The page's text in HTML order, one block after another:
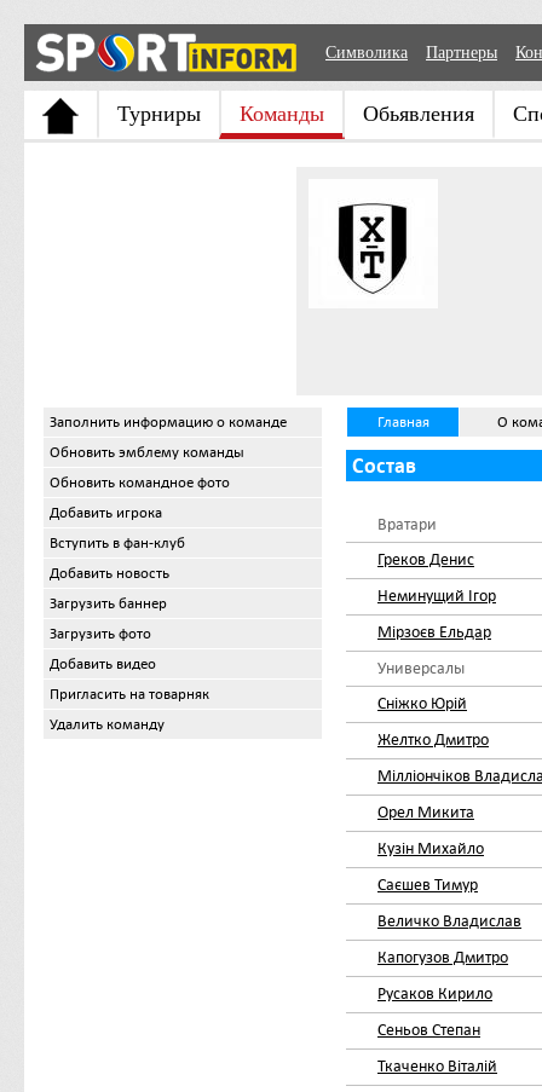
Символика Партнеры
Турниры Команды Обьявления
Заполнить информацию о команде
Обновить эмблему команды
Обновить командное фото
Добавить игрока
Вступить в фан-клуб
Добавить новость
Загрузить баннер
Загрузить фото
Добавить видео
Пригласить на товарняк
Удалить команду
Главная О
Состав
Вратари
Греков Денис
Неминущий Ігор
Мірзоєв Ельдар
Универсалы
Сніжко Юрій
Желтко Дмитро
Мілліончіков
Орел Микита
Кузін Михайло
Саєшев Тимур
Величко Владислав
Капогузов Дмитро
Русаков Кирило
Сеньов Степан
Ткаченко Віталій